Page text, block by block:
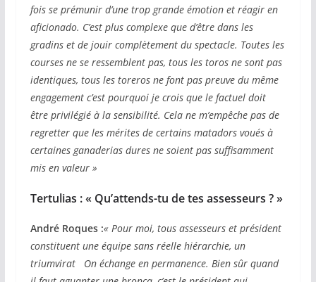
fois se prémunir d’une trop grande émotion et réagir en
aficionado. C’est plus complexe que d’être dans les
gradins et de jouir complètement du spectacle. Toutes les
courses ne se ressemblent pas, tous les toros ne sont pas
identiques, tous les toreros ne font pas preuve du même
engagement c’est pourquoi je crois que le factuel doit
être privilégié à la sensibilité. Cela ne m’empêche pas de
regretter que les mérites de certains matadors voués à
certaines ganaderias dures ne soient pas suffisamment
mis en valeur »
Tertulias : « Qu’attends-tu de tes assesseurs ? »
André Roques :« Pour moi, tous assesseurs et président
constituent une équipe sans réelle hiérarchie, un
triumvirat On échange en permanence. Bien sûr quand